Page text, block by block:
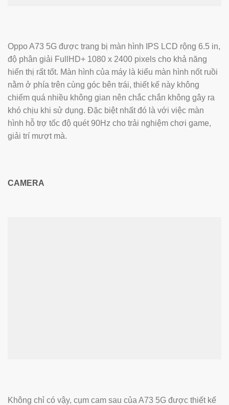
Oppo A73 5G được trang bị màn hình IPS LCD rộng 6.5 in,
độ phân giải FullHD+ 1080 x 2400 pixels cho khả năng
hiển thị rất tốt. Màn hình của máy là kiểu màn hình nốt ruồi
nằm ở phía trên cùng góc bên trái, thiết kế này không
chiếm quá nhiều không gian nên chắc chắn không gây ra
khó chịu khi sử dụng. Đặc biệt nhất đó là với việc màn
hình hỗ trợ tốc độ quét 90Hz cho trải nghiệm chơi game,
giải trí mượt mà.
CAMERA
Không chỉ có vậy, cụm cam sau của A73 5G được thiết kế